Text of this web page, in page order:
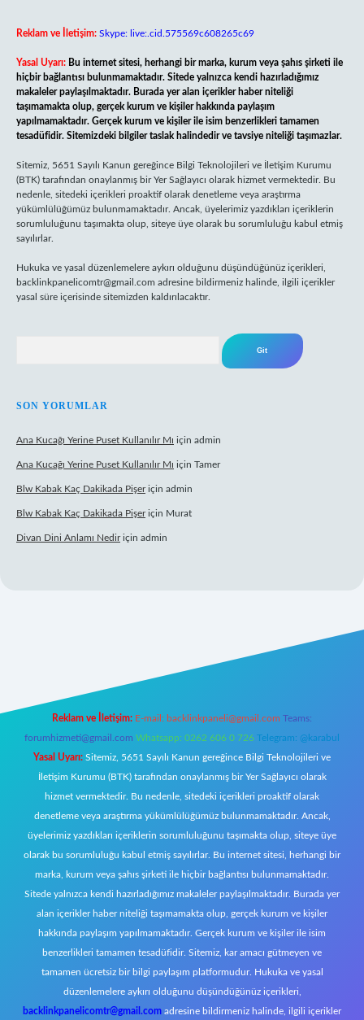
Reklam ve İletişim: Skype: live:.cid.575569c608265c69
Yasal Uyarı: Bu internet sitesi, herhangi bir marka, kurum veya şahıs şirketi ile
hiçbir bağlantısı bulunmamaktadır. Sitede yalnızca kendi hazırladığımız
makaleler paylaşılmaktadır. Burada yer alan içerikler haber niteliği
taşımamakta olup, gerçek kurum ve kişiler hakkında paylaşım
yapılmamaktadır. Gerçek kurum ve kişiler ile isim benzerlikleri tamamen
tesadüfidir. Sitemizdeki bilgiler taslak halindedir ve tavsiye niteliği taşımazlar.
Sitemiz, 5651 Sayılı Kanun gereğince Bilgi Teknolojileri ve İletişim Kurumu
(BTK) tarafından onaylanmış bir Yer Sağlayıcı olarak hizmet vermektedir. Bu
nedenle, sitedeki içerikleri proaktif olarak denetleme veya araştırma
yükümlülüğümüz bulunmamaktadır. Ancak, üyelerimiz yazdıkları içeriklerin
sorumluluğunu taşımakta olup, siteye üye olarak bu sorumluluğu kabul etmiş
sayılırlar.
Hukuka ve yasal düzenlemelere aykırı olduğunu düşündüğünüz içerikleri,
backlinkpanelicomtr@gmail.com adresine bildirmeniz halinde, ilgili içerikler
yasal süre içerisinde sitemizden kaldırılacaktır.
SON YORUMLAR
Ana Kucağı Yerine Puset Kullanılır Mı için admin
Ana Kucağı Yerine Puset Kullanılır Mı için Tamer
Blw Kabak Kaç Dakikada Pişeriçin admin
Blw Kabak Kaç Dakikada Pişeriçin Murat
Divan Dini Anlamı Nediriçin admin
Reklam ve İletişim: E-mail: backlinkpaneli@gmail.com Teams:
forumhizmeti@gmail.com Whatsapp: 0262 606 0 726 Telegram: @karabul
Yasal Uyarı: Sitemiz, 5651 Sayılı Kanun gereğince Bilgi Teknolojileri ve
İletişim Kurumu (BTK) tarafından onaylanmış bir Yer Sağlayıcı olarak
hizmet vermektedir. Bu nedenle, sitedeki içerikleri proaktif olarak
denetleme veya araştırma yükümlülüğümüz bulunmamaktadır. Ancak,
üyelerimiz yazdıkları içeriklerin sorumluluğunu taşımakta olup, siteye üye
olarak bu sorumluluğu kabul etmiş sayılırlar. Bu internet sitesi, herhangi bir
marka, kurum veya şahıs şirketi ile hiçbir bağlantısı bulunmamaktadır.
Sitede yalnızca kendi hazırladığımız makaleler paylaşılmaktadır. Burada yer
alan içerikler haber niteliği taşımamakta olup, gerçek kurum ve kişiler
hakkında paylaşım yapılmamaktadır. Gerçek kurum ve kişiler ile isim
benzerlikleri tamamen tesadüfidir. Sitemiz, kar amacı gütmeyen ve
tamamen ücretsiz bir bilgi paylaşım platformudur. Hukuka ve yasal
düzenlemelere aykırı olduğunu düşündüğünüz içerikleri,
backlinkpanelicomtr@gmail.com adresine bildirmeniz halinde, ilgili içerikler